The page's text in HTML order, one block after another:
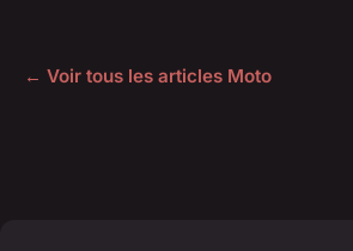
← Voir tous les articles Moto